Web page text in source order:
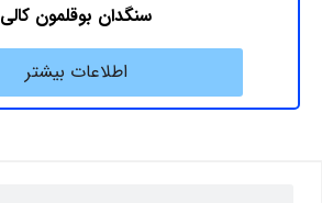
سنگدان بوقلمون کالی
اطلاعات بیشتر